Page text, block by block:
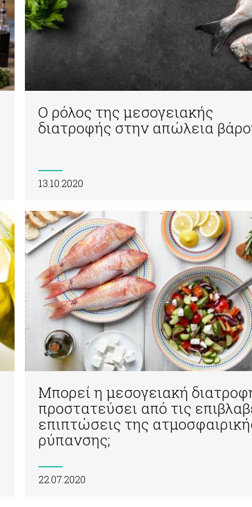
Ο ρόλος της μεσογειακής
διατροφής στην απώλεια
13.10.2020
Μπορεί η μεσογειακή
προστατεύσει από τις
επιπτώσεις της
ρύπανσης;
22.07.2020